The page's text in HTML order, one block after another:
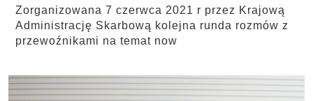
Zorganizowana 7 czerwca 2021 r przez Krajową
Administrację Skarbową kolejna runda rozmów z
przewoźnikami na temat now